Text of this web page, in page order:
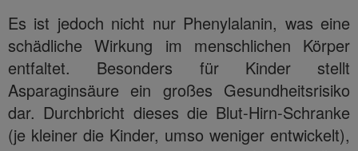
Es ist jedoch nicht nur Phenylalanin, was eine
schädliche Wirkung im menschlichen Körper
entfaltet. Besonders für Kinder stellt
Asparaginsäure ein großes Gesundheitsrisiko
dar. Durchbricht dieses die Blut-Hirn-Schranke
(je kleiner die Kinder, umso weniger entwickelt),